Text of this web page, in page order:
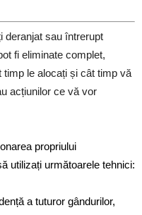
deranjat sau întrerupt
fi eliminate complet,
le alocați și cât timp vă
acțiunilor ce vă vor
propriului
utilizați următoarele tehnici:
a tuturor gândurilor,